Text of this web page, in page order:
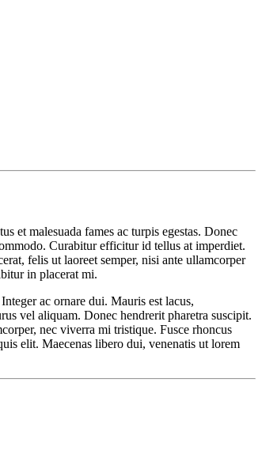
et malesuada fames ac turpis egestas. Donec
Curabitur efficitur id tellus at imperdiet.
felis ut laoreet semper, nisi ante ullamcorper
in placerat mi.
ac ornare dui. Mauris est lacus,
vel aliquam. Donec hendrerit pharetra suscipit.
nec viverra mi tristique. Fusce rhoncus
elit. Maecenas libero dui, venenatis ut lorem